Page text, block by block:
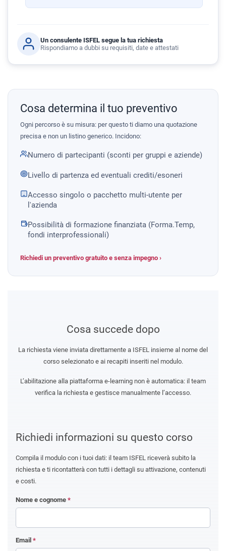
Un consulente ISFEL segue la tua richiesta
Rispondiamo a dubbi su requisiti, date e attestati
Cosa determina il tuo preventivo
Ogni percorso è su misura: per questo ti diamo una quotazione
precisa e non un listino generico. Incidono:
Numero di partecipanti (sconti per gruppi e aziende)
Livello di partenza ed eventuali crediti/esoneri
Accesso singolo o pacchetto multi-utente per
l'azienda
Possibilità di formazione finanziata (Forma.Temp,
fondi interprofessionali)
Richiedi un preventivo gratuito e senza impegno ›
Richiedi informazioni su questo corso
Compila il modulo con i tuoi dati: il team ISFEL riceverà subito la
richiesta e ti ricontatterà con tutti i dettagli su attivazione, contenuti
e costi.
Nome e cognome *
Email *
Cosa succede dopo
La richiesta viene inviata direttamente a ISFEL insieme al nome del
corso selezionato e ai recapiti inseriti nel modulo.
L’abilitazione alla piattaforma e-learning non è automatica: il team
verifica la richiesta e gestisce manualmente l’accesso.